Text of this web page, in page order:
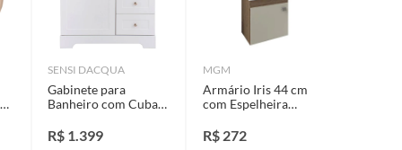
SENSI DACQUA
Gabinete para
Banheiro com Cuba
Branco Sensi
R$ 1.399
MGM
Armário Iris 44 cm
com Espelheira
MGM
R$ 272